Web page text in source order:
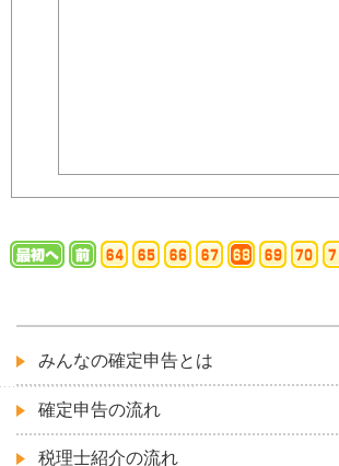
みんなの確定申告とは
確定申告の流れ
税理士紹介の流れ